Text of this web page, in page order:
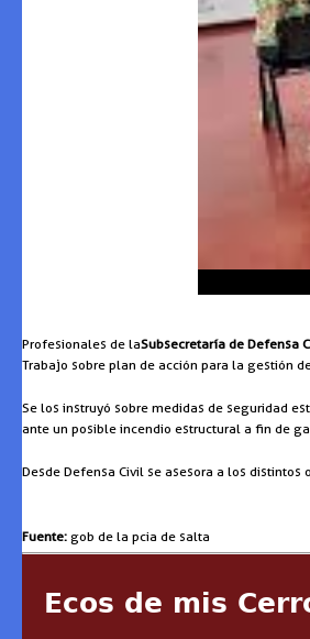
Profesionales de laSubsecretaría de Defensa
Trabajo sobre plan de acción para la gestión
Se los instruyó sobre medidas de seguridad
ante un posible incendio estructural a fin de
Desde Defensa Civil se asesora a los
Fuente: gob de la pcia de salta
Ecos de mis